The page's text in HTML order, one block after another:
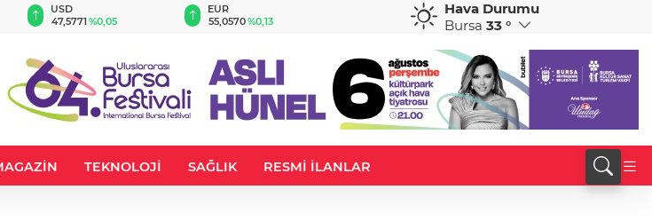
USD
47,5771%0,05
EUR
55,0570%0,13 %0,17
CHF
58,9263
Hava Durumu
Bursa 33 °
TEKNOLOJİ SAĞLIK RESMİ İLANLAR